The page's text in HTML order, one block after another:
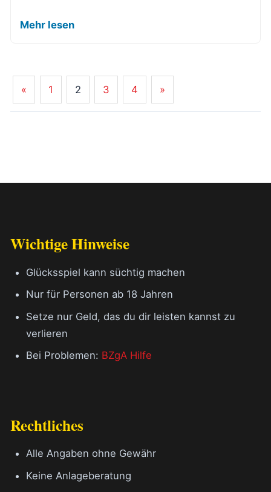
Mehr lesen
« 1 2 3 4 »
Wichtige Hinweise
Glücksspiel kann süchtig machen
Nur für Personen ab 18 Jahren
Setze nur Geld, das du dir leisten kannst zu
verlieren
Bei Problemen: BZgA Hilfe
Rechtliches
Alle Angaben ohne Gewähr
Keine Anlageberatung